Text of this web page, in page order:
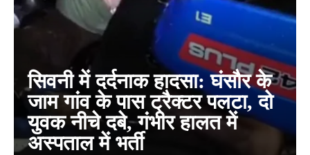
सिवनी में दर्दनाक हादसा: घंसौर के
जाम गांव के पास ट्रैक्टर पलटा, दो
युवक नीचे दबे, गंभीर हालत में
अस्पताल में भर्ती